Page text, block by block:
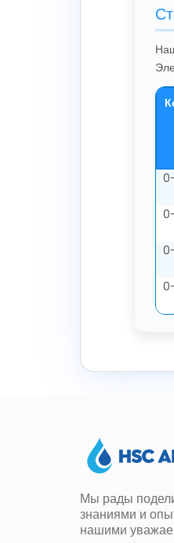
Мы рады
знаниями и
нашими